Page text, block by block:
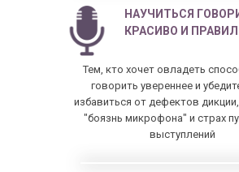
Тем, кто хочет овладеть
говорить увереннее и
избавиться от дефектов
"боязнь микрофона" и страх
выступлений
НАУЧИТЬСЯ
КРАСИВО И